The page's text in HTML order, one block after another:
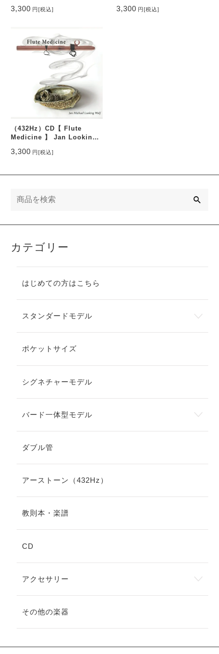
3,300 円 [税込] 3,300 円 [税込]
（432Hz）CD【 Flute
Medicine 】 Jan Looking
3,300 円 [税込]
カテゴリー
はじめての方はこちら
スタンダードモデル
ポケットサイズ
シグネチャーモデル
バード一体型モデル
ダブル管
アーストーン（432Hz）
教則本・楽譜
CD
アクセサリー
その他の楽器